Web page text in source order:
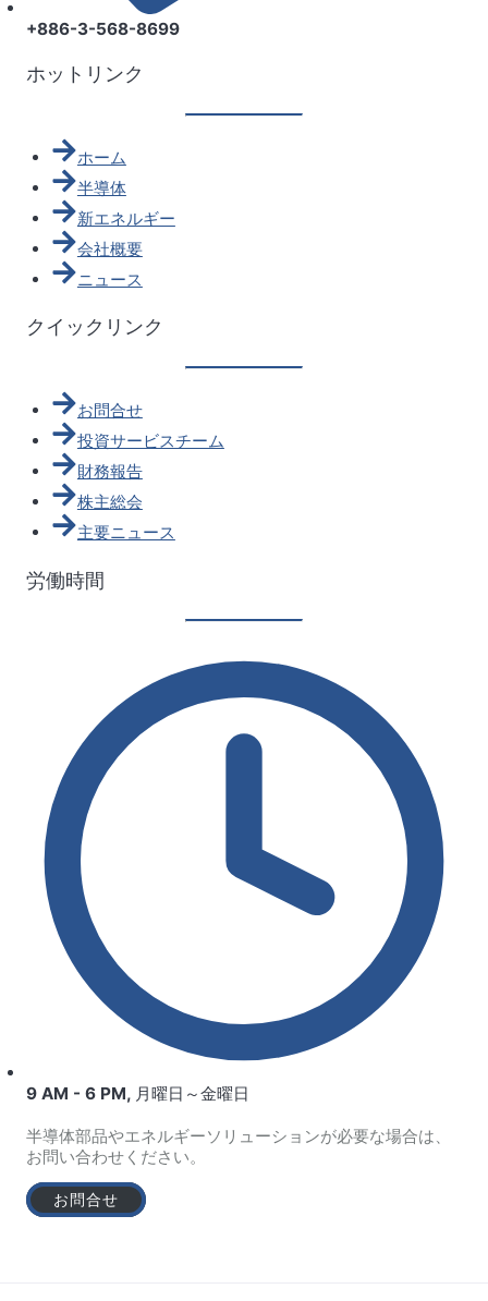
+886-3-568-8699
ホットリンク
ホーム
半導体
新エネルギー
会社概要
ニュース
クイックリンク
お問合せ
投資サービスチーム
財務報告
株主総会
主要ニュース
労働時間
9 AM - 6 PM, 月曜日～金曜日
半導体部品やエネルギーソリューションが必要な場合は、
お問い合わせください。
お問合せ